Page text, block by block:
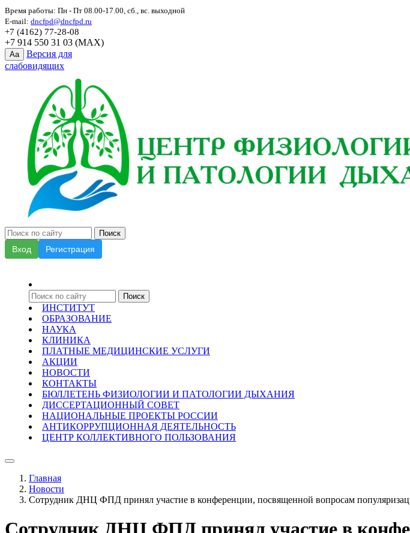
Время работы: Пн - Пт 08.00-17.00, сб., вс. выходной
E-mail: dncfpd@dncfpd.ru
+7 (4162) 77-28-08
+7 914 550 31 03 (MAX)
Aa
Версия для
слабовидящих
Вход Регистрация
ИНСТИТУТ
ОБРАЗОВАНИЕ
НАУКА
КЛИНИКА
ПЛАТНЫЕ МЕДИЦИНСКИЕ УСЛУГИ
АКЦИИ
НОВОСТИ
КОНТАКТЫ
БЮЛЛЕТЕНЬ ФИЗИОЛОГИИ И ПАТОЛОГИИ ДЫХАНИЯ
ДИССЕРТАЦИОННЫЙ СОВЕТ
НАЦИОНАЛЬНЫЕ ПРОЕКТЫ РОССИИ
АНТИКОРРУПЦИОННАЯ ДЕЯТЕЛЬНОСТЬ
ЦЕНТР КОЛЛЕКТИВНОГО ПОЛЬЗОВАНИЯ
Главная
Новости
Сотрудник ДНЦ ФПД принял участие в конференции, посвященной вопросам